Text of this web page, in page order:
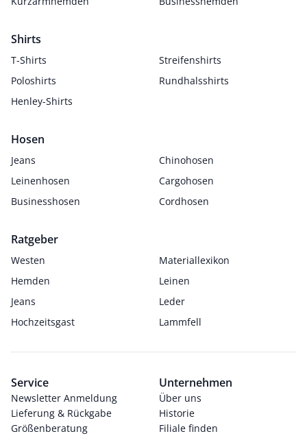
Shirts
T-Shirts
Streifenshirts
Poloshirts
Rundhalsshirts
Henley-Shirts
Hosen
Jeans
Chinohosen
Leinenhosen
Cargohosen
Businesshosen
Cordhosen
Ratgeber
Westen
Materiallexikon
Hemden
Leinen
Jeans
Leder
Hochzeitsgast
Lammfell
Service
Newsletter Anmeldung
Lieferung & Rückgabe
Größenberatung
Unternehmen
Über uns
Historie
Filiale finden